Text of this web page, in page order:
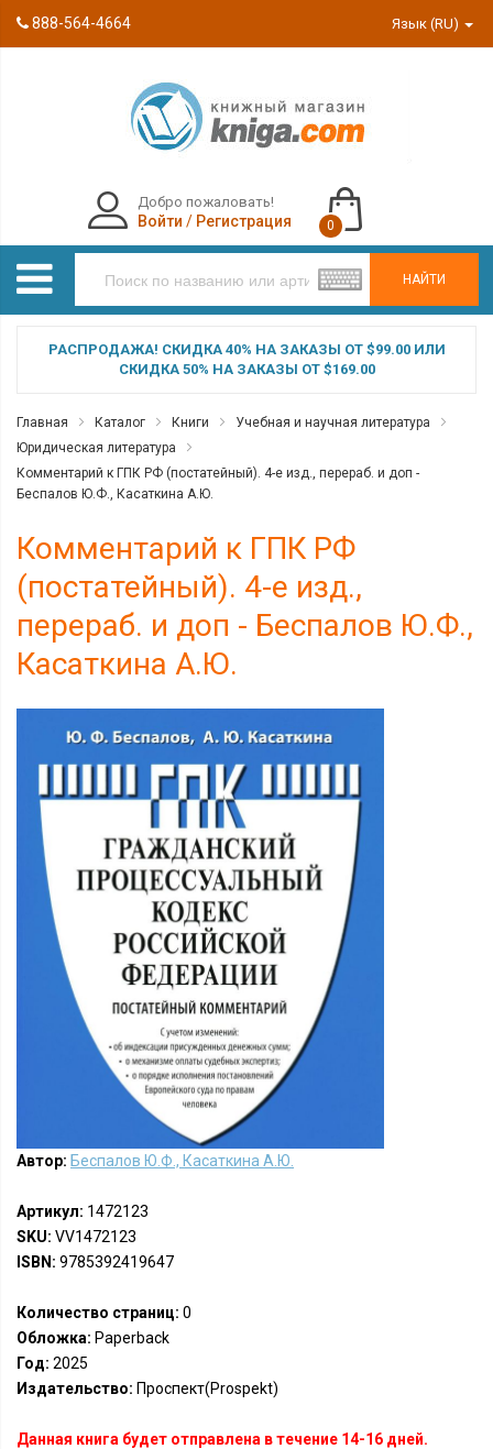
888-564-4664 Язык (RU)
НАЙТИ
Добро пожаловать!
Войти / Регистрация 0
РАСПРОДАЖА! СКИДКА 40% НА ЗАКАЗЫ ОТ $99.00 ИЛИ
СКИДКА 50% НА ЗАКАЗЫ ОТ $169.00
Главная Каталог Книги
Учебная и научная литература
Юридическая литература
Комментарий к ГПК РФ (постатейный). 4-е изд., перераб. и доп -
Беспалов Ю.Ф., Касаткина А.Ю.
Комментарий к ГПК РФ
(постатейный). 4-е изд.,
перераб. и доп - Беспалов Ю.Ф.,
Касаткина А.Ю.
Автор: Беспалов Ю.Ф., Касаткина А.Ю.
Артикул: 1472123
SKU: VV1472123
ISBN: 9785392419647
Количество страниц: 0
Обложка: Paperback
Год: 2025
Издательство: Проспект(Prospekt)
Данная книга будет отправлена в течение 14-16 дней.